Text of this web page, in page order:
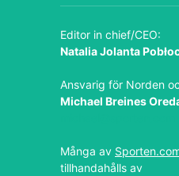
Editor in chief/CEO:
Natalia Jolanta
Ansvarig för Norden
Michael Breines
Många av
tillhandahålls av